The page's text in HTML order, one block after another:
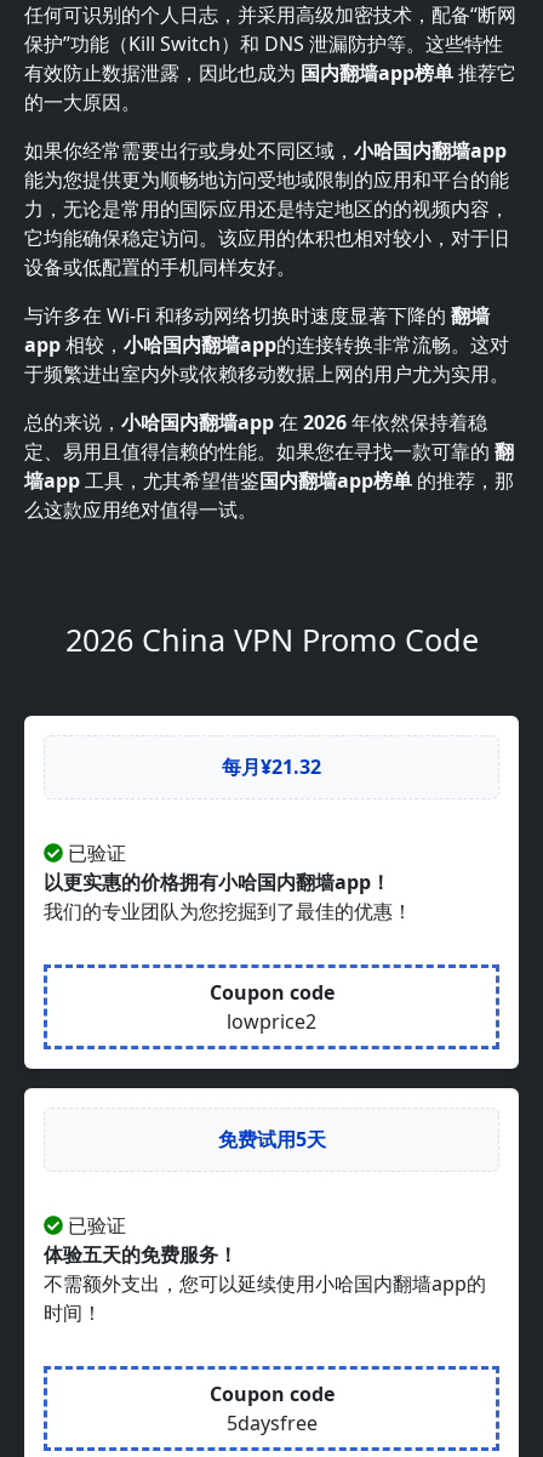
任何可识别的个人日志，并采用高级加密技术，配备“断网
保护”功能（Kill Switch）和 DNS 泄漏防护等。这些特性
有效防止数据泄露，因此也成为 国内翻墙app榜单推荐它
的一大原因。
如果你经常需要出行或身处不同区域， 小哈国内翻墙app
能为您提供更为顺畅地访问受地域限制的应用和平台的能
力，无论是常用的国际应用还是特定地区的的视频内容，
它均能确保稳定访问。该应用的体积也相对较小，对于旧
设备或低配置的手机同样友好。
与许多在 Wi-Fi 和移动网络切换时速度显著下降的 翻墙
app相较， 小哈国内翻墙app的连接转换非常流畅。这对
于频繁进出室内外或依赖移动数据上网的用户尤为实用。
总的来说， 小哈国内翻墙app在 2026年依然保持着稳
定、易用且值得信赖的性能。如果您在寻找一款可靠的 翻
墙app工具，尤其希望借鉴国内翻墙app榜单 的推荐，那
么这款应用绝对值得一试。
2026 China VPN Promo Code
每月¥21.32
已验证
以更实惠的价格拥有小哈国内翻墙app！
我们的专业团队为您挖掘到了最佳的优惠！
Coupon code
lowprice2
免费试用5天
已验证
体验五天的免费服务！
不需额外支出，您可以延续使用小哈国内翻墙app的
时间！
Coupon code
5daysfree